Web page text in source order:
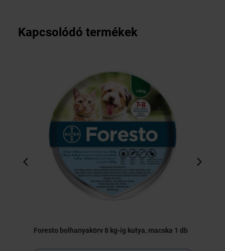
Kapcsolódó termékek
Foresto bolhanyakörv 8 kg-ig kutya, macska 1 db